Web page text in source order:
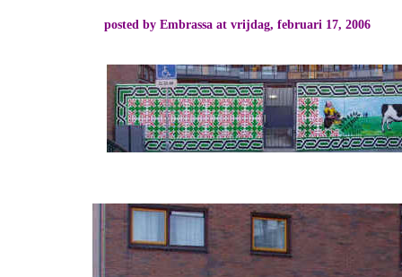
posted by Embrassa at vrijdag, februari 17, 2006